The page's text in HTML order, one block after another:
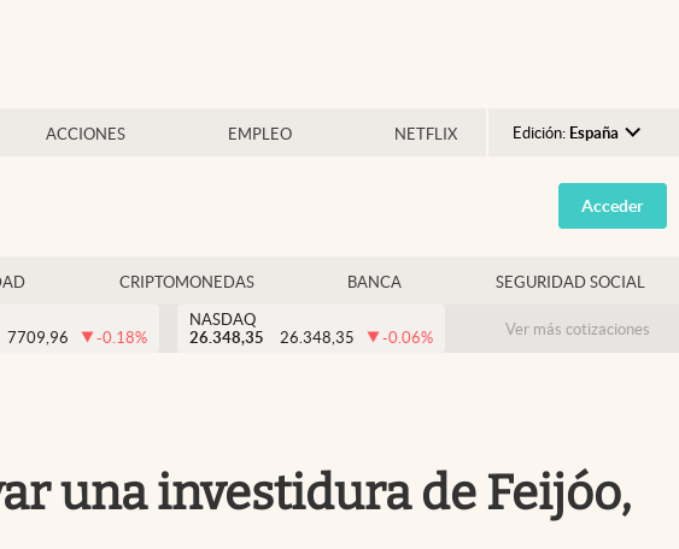
ACCIONES EMPLEO NETFLIX Edición: España
Argentina
España
USA
Colombia
Acceder
CRIPTOMONEDAS BANCA SEGURIDAD SOCIAL
7709,96 -0.18%
NASDAQ
26.348,35
26.348,35 -0.06% Ver más cotizaciones
una investidura de Feijóo,